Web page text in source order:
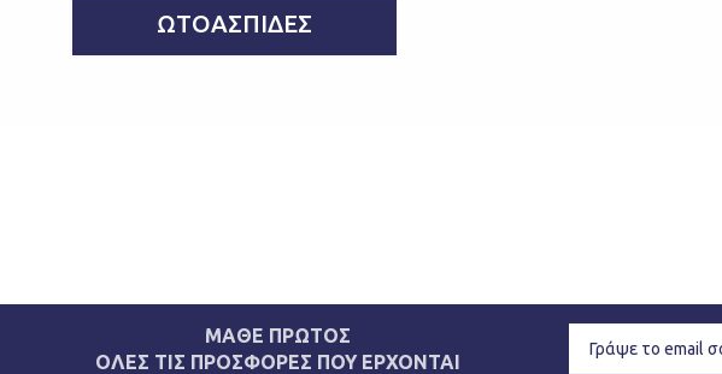
ΩΤΟΑΣΠΊΔΕΣ
ΜΑΘΕ ΠΡΩΤΟΣ
ΟΛΕΣ ΤΙΣ ΠΡΟΣΦΟΡΕΣ ΠΟΥ ΕΡΧΟΝΤΑΙ